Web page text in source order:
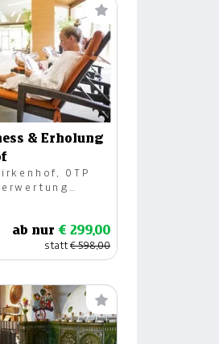
& Erholung
OTP
ab nur € 299,00
statt€ 598,00